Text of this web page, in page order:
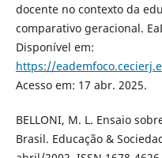
docente no contexto da
comparativo geracional.
Disponível em:
https://
Acesso em: 17 abr. 2025.
BELLONI, M. L. Ensaio
Brasil. Educação &